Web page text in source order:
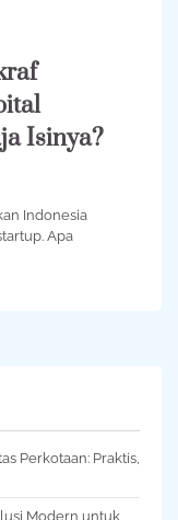
Isinya?
Indonesia
Apa
Perkotaan: Praktis,
Modern untuk